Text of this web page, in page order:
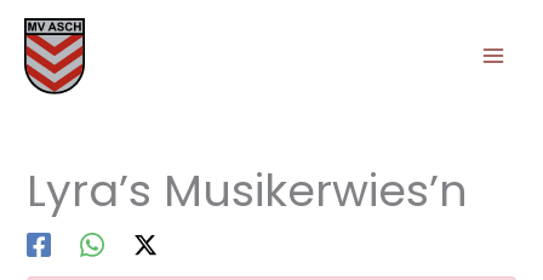
Zum
Inhalt
springen
Lyra’s Musikerwies’n